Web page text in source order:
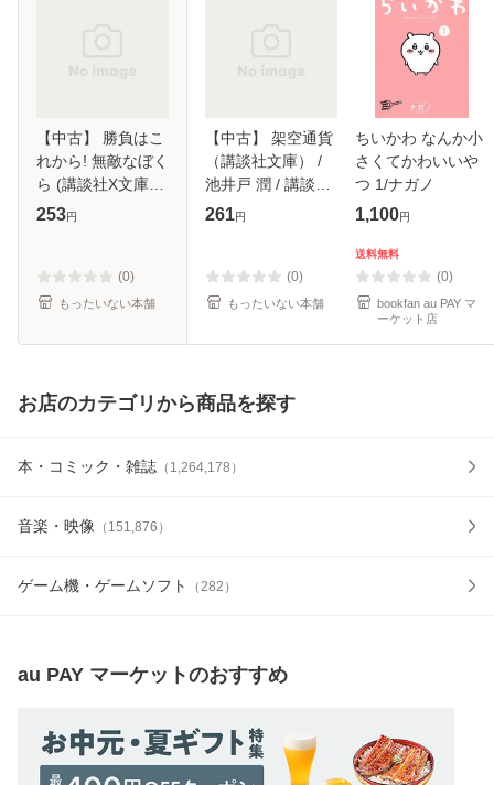
【中古】 勝負はこ
れから! 無敵なぼく
ら (講談社X文庫
White heart) / 成田
無料】
253円
(0)
もったいない本舗
【中古】 架空通貨
（講談社文庫） /
池井戸 潤 / 講談社
[文庫]【メール便送
261円
(0)
もったいない本舗
ちいかわ なんか小
さくてかわいいや
つ 1/ナガノ
1,100円
送料無料
(0)
bookfan au PAY マ
ーケット店
お店のカテゴリから商品を探す
本・コミック・雑誌 （ 1,264,178 ）
音楽・映像 （ 151,876 ）
ゲーム機・ゲームソフト （282 ）
au PAY マーケットのおすすめ